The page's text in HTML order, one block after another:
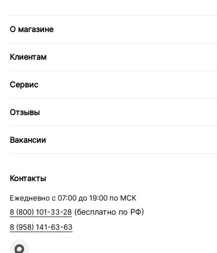
О магазине
Клиентам
Сервис
Отзывы
Вакансии
Контакты
Ежедневно с 07:00 до 19:00 по МСК
8 (800) 101-33-28 (бесплатно по РФ)
8 (958) 141-63-63